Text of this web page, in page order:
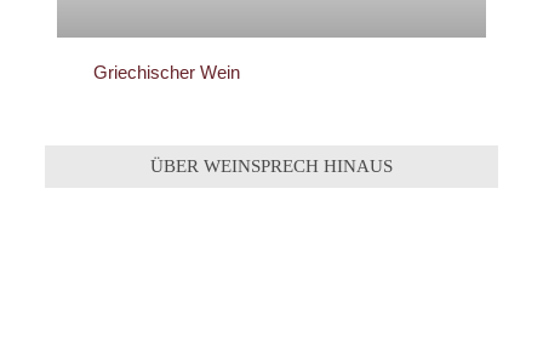
Griechischer Wein
ÜBER WEINSPRECH HINAUS